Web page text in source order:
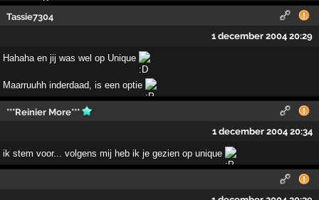
Tassie7304
1 december 2004 20:29
Hahaha en jij was wel op Unique
Maarruuhh inderdaad, is een optie
***Reinier More***
1 december 2004 20:34
ik stem voor... volgens mij heb ik je gezien op unique